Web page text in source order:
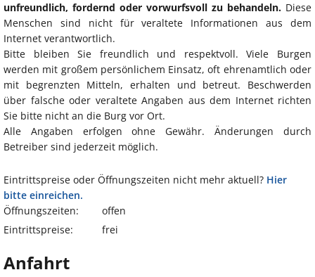
unfreundlich, fordernd oder vorwurfsvoll zu behandeln. Diese
Menschen sind nicht für veraltete Informationen aus dem
Internet verantwortlich.
Bitte bleiben Sie freundlich und respektvoll. Viele Burgen
werden mit großem persönlichem Einsatz, oft ehrenamtlich oder
mit begrenzten Mitteln, erhalten und betreut. Beschwerden
über falsche oder veraltete Angaben aus dem Internet richten
Sie bitte nicht an die Burg vor Ort.
Alle Angaben erfolgen ohne Gewähr. Änderungen durch
Betreiber sind jederzeit möglich.
Eintrittspreise oder Öffnungszeiten nicht mehr aktuell? Hier
bitte einreichen.
Öffnungszeiten:
offen
Eintrittspreise:
frei
Anfahrt